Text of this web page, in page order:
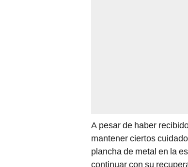
A pesar de haber
mantener ciertos
plancha de metal en la
continuar con su